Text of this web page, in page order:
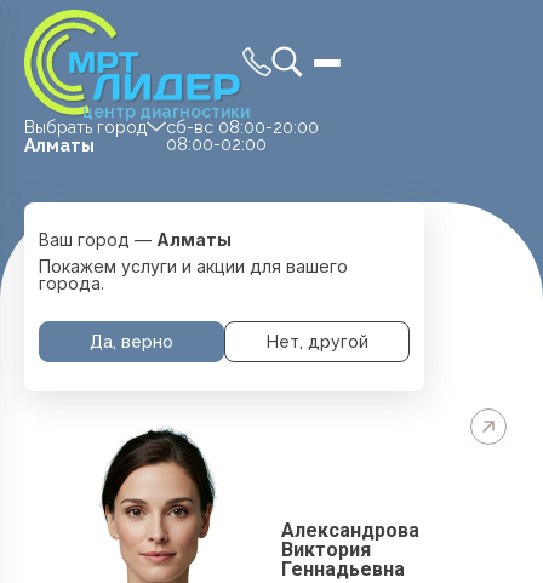
центр диагностики
Выбрать город
Алматы
сб-вс 08:00-20:00
08:00-02:00
Ваш город — Алматы
Покажем услуги и акции для вашего
города.
Да, верно Нет, другой
Главная Специалисты
НАШИ ВРАЧИ
Александрова
Виктория
Геннадьевна